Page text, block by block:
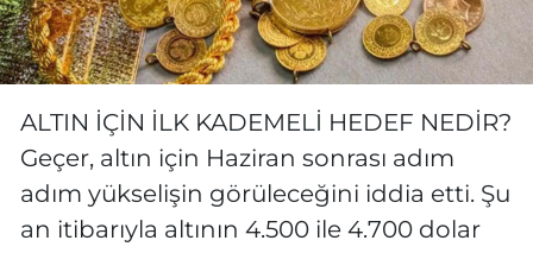
ALTIN İÇİN İLK KADEMELİ HEDEF NEDİR?
Geçer, altın için Haziran sonrası adım
adım yükselişin görüleceğini iddia etti. Şu
an itibarıyla altının 4.500 ile 4.700 dolar